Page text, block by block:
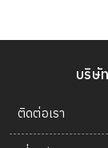
บริษั
ติดต่อเรา